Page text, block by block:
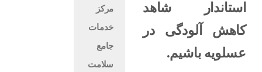
استاندار شاهد
کاهش آلودگی در
عسلویه باشیم.
مرکز
خدمات
جامع
سلامت